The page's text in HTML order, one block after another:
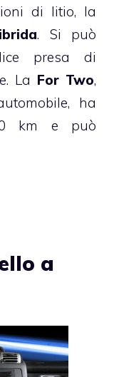
di litio, la
. Si può
presa di
La For Two,
ha
km e può
a